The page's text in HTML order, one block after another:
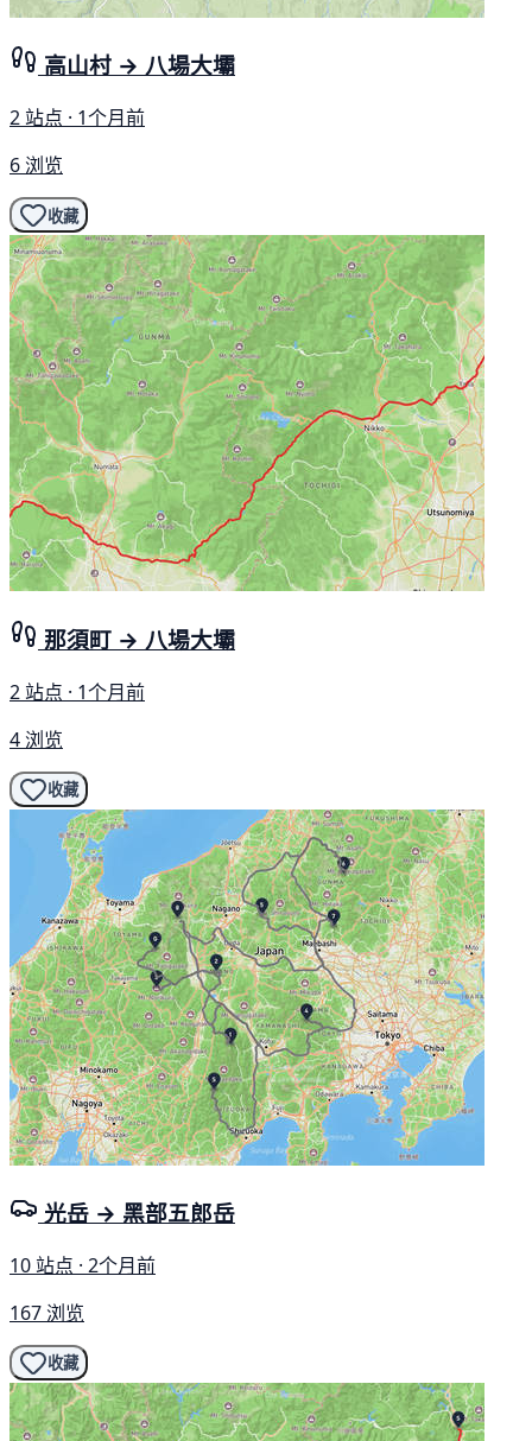
高山村 → 八場大壩
2 站点 · 1个月前
6 浏览
收藏
那須町 → 八場大壩
2 站点 · 1个月前
4 浏览
收藏
光岳 → 黑部五郎岳
10 站点 · 2个月前
167 浏览
收藏